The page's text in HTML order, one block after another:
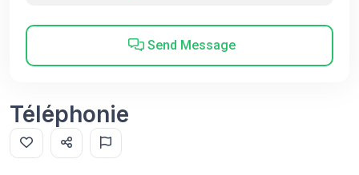
Send Message
Téléphonie